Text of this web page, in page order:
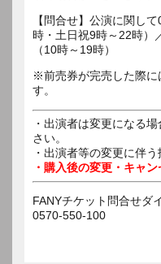
【問合せ】公演に関し
時・土日祝9時～22時）
（10時～19時）
※前売券が完売した際に
す。
・出演者は変更になる
さい。
・出演者等の変更に伴
・購入後の変更・キャ
FANYチケット問合せダ
0570-550-100